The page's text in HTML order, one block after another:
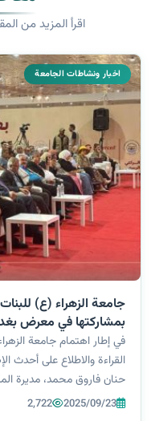
اقرأ المزيد من
اخبار ونشاطات الجامعة
جامعة الزهراء (ع)
بمشاركتها في معرض
في إطار اهتمام جامعة
القراءة والاطلاع على أحدث
حنان فاروق محمد، مديرة
الدولي للكتاب – الدورة 26، الذي يُعد من أبرز المحافل الثقافية وال...
2025/09/23
2,722